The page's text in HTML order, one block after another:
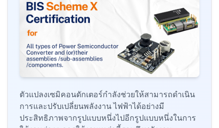
ตัวแปลงเซมิคอนดักเตอร์กำลังช่วยให้สามารถดำเนิน
การและปรับเปลี่ยนพลังงาน ไฟฟ้าได้อย่างมี
ประสิทธิภาพจากรูปแบบหนึ่งไปอีกรูปแบบหนึ่งในการ